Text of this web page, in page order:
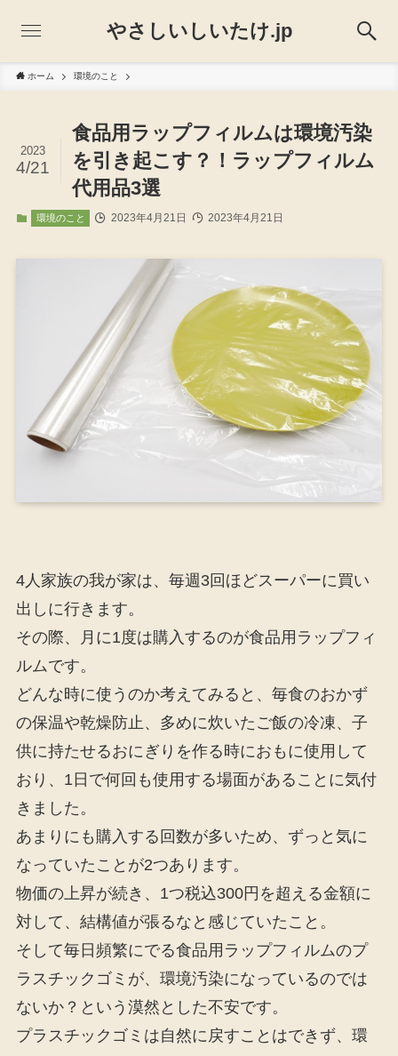
やさしいしいたけ.jp
ホーム 環境のこと
食品用ラップフィルムは環境汚染
を引き起こす？！ラップフィルム
代用品3選
2023
4/21
環境のこと 2023年4月21日 2023年4月21日
4人家族の我が家は、毎週3回ほどスーパーに買い
出しに行きます。
その際、月に1度は購入するのが食品用ラップフィ
ルムです。
どんな時に使うのか考えてみると、毎食のおかず
の保温や乾燥防止、多めに炊いたご飯の冷凍、子
供に持たせるおにぎりを作る時におもに使用して
おり、1日で何回も使用する場面があることに気付
きました。
あまりにも購入する回数が多いため、ずっと気に
なっていたことが2つあります。
物価の上昇が続き、1つ税込300円を超える金額に
対して、結構値が張るなと感じていたこと。
そして毎日頻繁にでる食品用ラップフィルムのプ
ラスチックゴミが、環境汚染になっているのでは
ないか？という漠然とした不安です。
プラスチックゴミは自然に戻すことはできず、環